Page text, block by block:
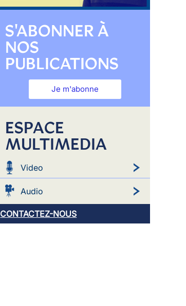
S'ABONNER À
NOS
PUBLICATIONS
Je m'abonne
ESPACE
MULTIMEDIA
Video
Audio
CONTACTEZ-NOUS